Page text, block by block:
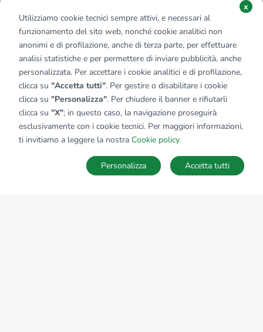
SALVA RICERCA
Utilizziamo cookie tecnici sempre attivi, e necessari al
funzionamento del sito web, nonché cookie analitici non
anonimi e di profilazione, anche di terza parte, per effettuare
analisi statistiche e per permettere di inviare pubblicità, anche
personalizzata. Per accettare i cookie analitici e di profilazione,
clicca su "Accetta tutti". Per gestire o disabilitare i cookie
clicca su "Personalizza". Per chiudere il banner e rifiutarli
clicca su "X"; in questo caso, la navigazione proseguirà
esclusivamente con i cookie tecnici. Per maggiori informazioni,
ti invitiamo a leggere la nostra Cookie policy.
x
Accetta tutti
Personalizza